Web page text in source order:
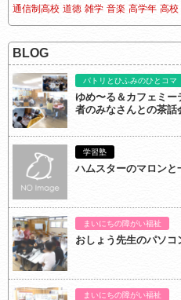
通信制高校 道徳 雑学 音楽 高学年 高校
BLOG
パトリとひふみのひとコマ
ゆめ〜る＆カフェミ
者のみなさんとの茶話
学習塾
ハムスターのマロン
まいにちの障がい福祉
おしょう先生のパソ
まいにちの障がい福祉